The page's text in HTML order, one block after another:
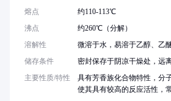
熔点
约110-113℃
沸点
约260℃（分解）
溶解性
微溶于水，易溶于乙醇、乙
储存条件
密封保存于阴凉干燥处，远
主要性质/特性
具有芳香族化合物特性，分
使其具有较高的反应活性，